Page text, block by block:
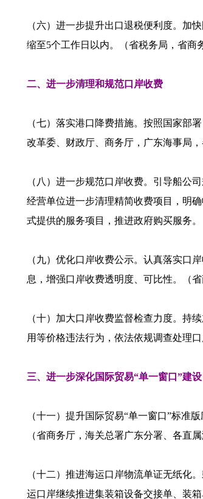
（六）进一步提升出口退税便利度。加
缩至5个工作日以内。（省税务局，省商
二、进一步清理和规范口岸收费
（七）落实港口降费措施。按照国家部
改革委、财政厅、商务厅，广东海事局
（八）进一步规范口岸收费。引导船公
经营单位进一步清理精简收费项目，明
式提供的服务项目，推进政府购买服务
（九）优化口岸收费公示。认真落实口
息，增强口岸收费透明度、可比性。（
（十）加大口岸收费监督检查力度。持
用等价格违法行为，依法依规调查处理
三、进一步深化国际贸易“单一窗口”建设
（十一）提升国际贸易“单一窗口”标准
（省商务厅，海关总署广东分署、各直
（十二）推进海运口岸物流单证无纸化
运口岸继续推进集装箱设备交接单、装